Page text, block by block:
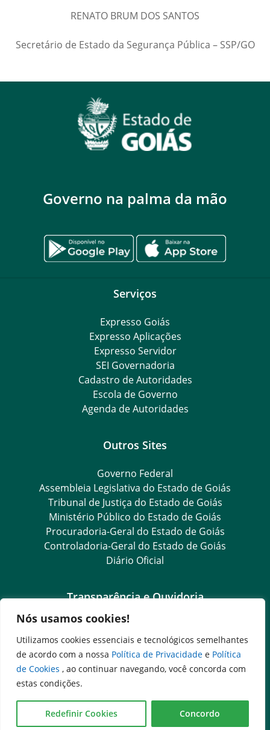
Nós usamos cookies!
Utilizamos cookies essenciais e tecnológicos semelhantes
de acordo com a nossa Política de Privacidade e Política
de Cookies , ao continuar navegando, você concorda com
estas condições.
Redefinir Cookies Concordo
RENATO BRUM DOS SANTOS
Secretário de Estado da Segurança Pública – SSP/GO
Governo na palma da mão
Serviços
Expresso Goiás
Expresso Aplicações
Expresso Servidor
SEI Governadoria
Cadastro de Autoridades
Escola de Governo
Agenda de Autoridades
Outros Sites
Governo Federal
Assembleia Legislativa do Estado de Goiás
Tribunal de Justiça do Estado de Goiás
Ministério Público do Estado de Goiás
Procuradoria-Geral do Estado de Goiás
Controladoria-Geral do Estado de Goiás
Diário Oficial
Transparência e Ouvidoria
LGPD
Goiás Transparência
Dados Abertos Goiás
e-SIC
SIC – Serviço de Informação ao Cidadão
Ouvidoria Setorial (Expresso)
Ouvidoria Setorial (Presencial)